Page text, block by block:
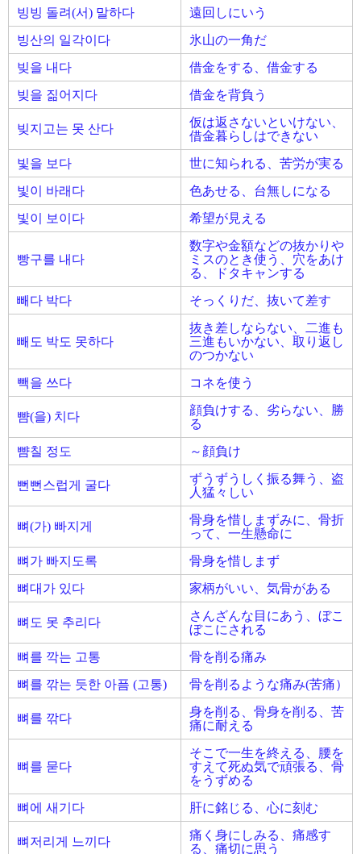
빙빙 돌려(서) 말하다
遠回しにいう
빙산의 일각이다
氷山の一角だ
빚을 내다
借金をする、借金する
빚을 짊어지다
借金を背負う
빚지고는 못 산다
仮は返さないといけない、
借金暮らしはできない
빛을 보다
世に知られる、苦労が実る
빛이 바래다
色あせる、台無しになる
빛이 보이다
希望が見える
빵구를 내다
数字や金額などの抜かりや
ミスのとき使う、穴をあけ
る、ドタキャンする
빼다 박다
そっくりだ、抜いて差す
빼도 박도 못하다
抜き差しならない、二進も
三進もいかない、取り返し
のつかない
빽을 쓰다
コネを使う
뺨(을) 치다
顔負けする、劣らない、勝
る
뺨칠 정도
～顔負け
뻔뻔스럽게 굴다
ずうずうしく振る舞う、盗
人猛々しい
뼈(가) 빠지게
骨身を惜しまずみに、骨折
って、一生懸命に
뼈가 빠지도록
骨身を惜しまず
뼈대가 있다
家柄がいい、気骨がある
뼈도 못 추리다
さんざんな目にあう、ぼこ
ぼこにされる
뼈를 깍는 고통
骨を削る痛み
뼈를 깎는 듯한 아픔 (고통)
骨を削るような痛み(苦痛）
뼈를 깎다
身を削る、骨身を削る、苦
痛に耐える
뼈를 묻다
そこで一生を終える、腰を
すえて死ぬ気で頑張る、骨
をうずめる
뼈에 새기다
肝に銘じる、心に刻む
뼈저리게 느끼다
痛く身にしみる、痛感す
る、痛切に思う